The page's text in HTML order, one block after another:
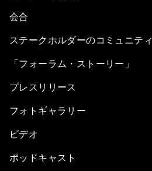
会合
ステークホルダーのコミュニティ
「フォーラム・ストーリー」
プレスリリース
フォトギャラリー
ビデオ
ポッドキャスト